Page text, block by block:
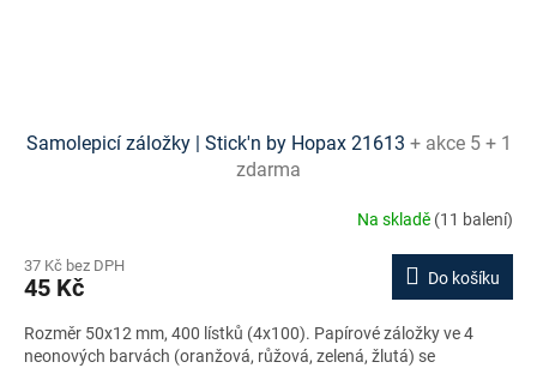
Samolepicí záložky | Stick'n by Hopax 21613 + akce 5 + 1
zdarma
Na skladě (11 balení)
37 Kč bez DPH
45 Kč Do košíku
Rozměr 50x12 mm, 400 lístků (4x100). Papírové záložky ve 4
neonových barvách (oranžová, růžová, zelená, žlutá) se